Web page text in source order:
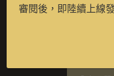
真如老師 》
審閱後，即陸續上線